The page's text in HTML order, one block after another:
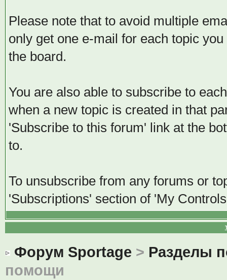
Please note that to avoid multiple
only get one e-mail for each topic
the board.
You are also able to subscribe to
when a new topic is created in that
'Subscribe to this forum' link at the
to.
To unsubscribe from any forums or
'Subscriptions' section of 'My
Форум Sportage > Разделы
помощи